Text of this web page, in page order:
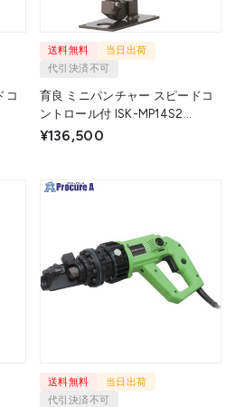
コ
送料無料
当日出荷
代引決済不可
育良 ミニパンチャー スピードコ
ントロール付 ISK-MP14S2
(50184) ISK-MP14S 1台 ▼730-
¥136,500
送料無料
当日出荷
代引決済不可